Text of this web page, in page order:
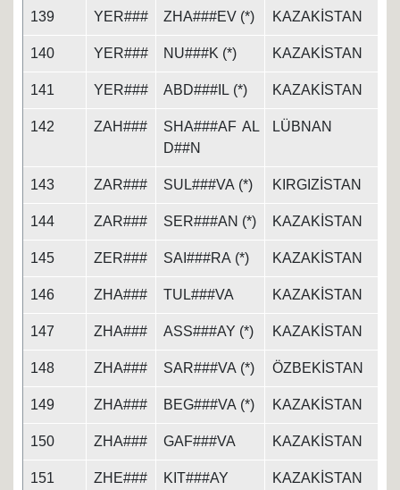
139 YER### ZHA###EV (*) KAZAKİSTAN
140 YER### NU###K (*) KAZAKİSTAN
141 YER### ABD###IL (*) KAZAKİSTAN
142 ZAH###
SHA###AF AL
D##N
LÜBNAN
143 ZAR### SUL###VA (*) KIRGIZİSTAN
144 ZAR### SER###AN (*) KAZAKİSTAN
145 ZER### SAI###RA (*) KAZAKİSTAN
146 ZHA### TUL###VA KAZAKİSTAN
147 ZHA### ASS###AY (*) KAZAKİSTAN
148 ZHA### SAR###VA (*) ÖZBEKİSTAN
149 ZHA### BEG###VA (*) KAZAKİSTAN
150 ZHA### GAF###VA KAZAKİSTAN
151 ZHE### KIT###AY KAZAKİSTAN